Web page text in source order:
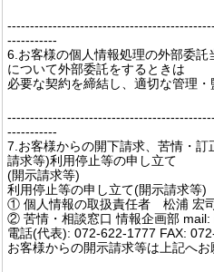
-----------
6.お客様の個人情報処理の外部委
について外部委託をするときは
必要な契約を締結し、適切な管理・
-----------
7.お客様からの開下請求、苦情・
請求等)利用停止等の申し立て
(開示請求等)
利用停止等の申し立て(開示請求等)
① 個人情報の取扱責任者 松浦 宏司
② 苦情・相談窓口 情報企画部
電話(代表): 072-622-1777 FAX:
お客様からの開示請求等は上記へお